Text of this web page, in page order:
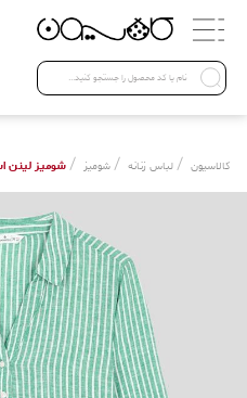
دسته بندی ها
Open submenu ( لباس زنانه )
لباس زنانه
لباس مردانه
کالاسیون / لباس زنانه / شومیز / شومیز لینن